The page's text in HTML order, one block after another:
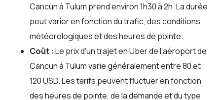
Cancun à Tulum prend environ 1h30 à 2h. La durée
peut varier en fonction du trafic, des conditions
météorologiques et des heures de pointe.
Coût : Le prix d'un trajet en Uber de l'aéroport de
Cancun à Tulum varie généralement entre 80 et
120 USD. Les tarifs peuvent fluctuer en fonction
des heures de pointe, de la demande et du type